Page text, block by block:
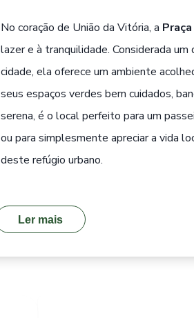
No coração de União da Vitória, a
lazer e à tranquilidade. Considerada
cidade, ela oferece um ambiente
seus espaços verdes bem cuidados,
serena, é o local perfeito para um
ou para simplesmente apreciar a vida
deste refúgio urbano.
Ler mais